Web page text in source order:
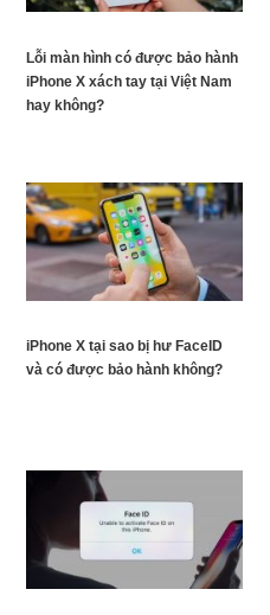
Lỗi màn hình có được bảo hành
iPhone X xách tay tại Việt Nam
hay không?
iPhone X tại sao bị hư FaceID
và có được bảo hành không?